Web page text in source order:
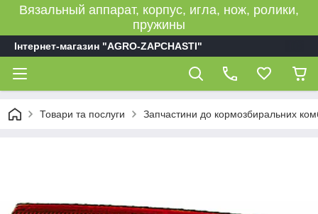
Вязальный аппарат, корпус, игла, нож, ролики,
пружины
Інтернет-магазин "AGRO-ZAPCHASTI"
Товари та послуги Запчастини до кормозбиральних